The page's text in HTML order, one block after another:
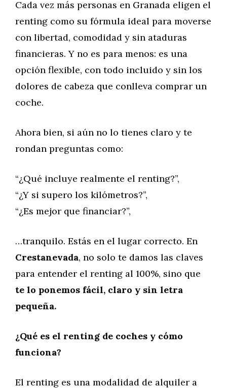
Cada vez más personas en Granada eligen el
renting como su fórmula ideal para moverse
con libertad, comodidad y sin ataduras
financieras. Y no es para menos: es una
opción flexible, con todo incluido y sin los
dolores de cabeza que conlleva comprar un
coche.
Ahora bien, si aún no lo tienes claro y te
rondan preguntas como:
“¿Qué incluye realmente el renting?”,
“¿Y si supero los kilómetros?”,
“¿Es mejor que financiar?”,
…tranquilo. Estás en el lugar correcto. En
Crestanevada, no solo te damos las claves
para entender el renting al 100%, sino que
te lo ponemos fácil, claro y sin letra
pequeña.
¿Qué es el renting de coches y cómo
funciona?
El renting es una modalidad de alquiler a